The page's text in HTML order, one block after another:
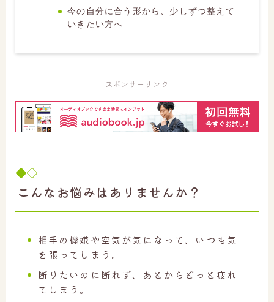
今の自分に合う形から、少しずつ整えて
いきたい方へ
スポンサーリンク
こんなお悩みはありませんか？
相手の機嫌や空気が気になって、いつも気
を張ってしまう。
断りたいのに断れず、あとからどっと疲れ
てしまう。